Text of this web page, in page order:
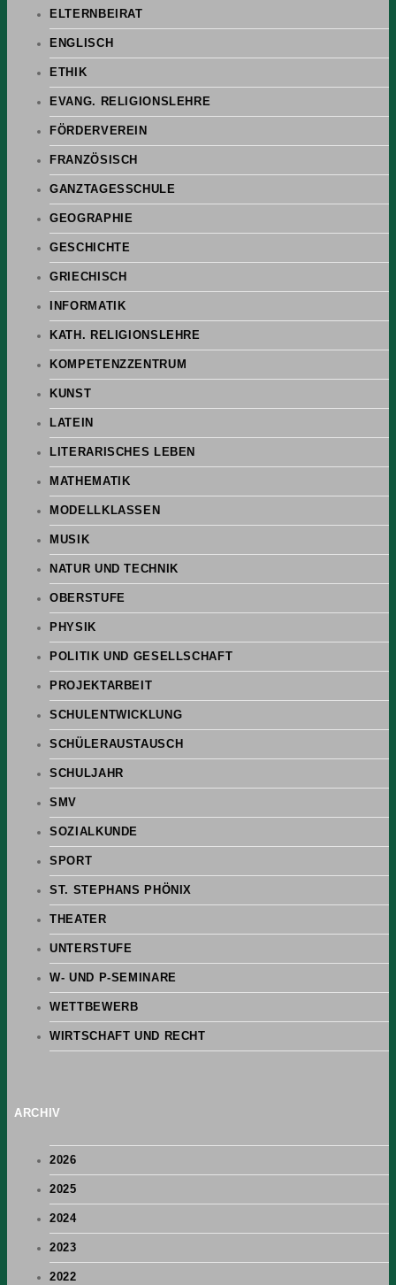
ELTERNBEIRAT
ENGLISCH
ETHIK
EVANG. RELIGIONSLEHRE
FÖRDERVEREIN
FRANZÖSISCH
GANZTAGESSCHULE
GEOGRAPHIE
GESCHICHTE
GRIECHISCH
INFORMATIK
KATH. RELIGIONSLEHRE
KOMPETENZZENTRUM
KUNST
LATEIN
LITERARISCHES LEBEN
MATHEMATIK
MODELLKLASSEN
MUSIK
NATUR UND TECHNIK
OBERSTUFE
PHYSIK
POLITIK UND GESELLSCHAFT
PROJEKTARBEIT
SCHULENTWICKLUNG
SCHÜLERAUSTAUSCH
SCHULJAHR
SMV
SOZIALKUNDE
SPORT
ST. STEPHANS PHÖNIX
THEATER
UNTERSTUFE
W- UND P-SEMINARE
WETTBEWERB
WIRTSCHAFT UND RECHT
ARCHIV
2026
2025
2024
2023
2022